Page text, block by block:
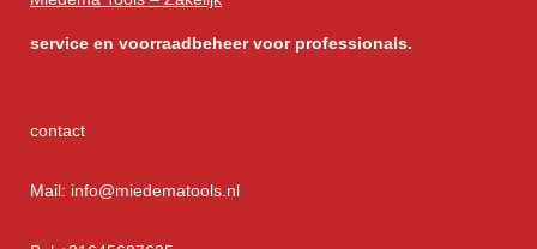
service en voorraadbeheer voor professionals.
contact
Mail: info@miedematools.nl